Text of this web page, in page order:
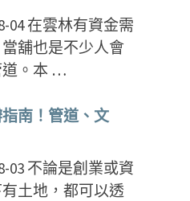
04 在雲林有資金需
舖也是不少人會
道。本 …
南！管道、文
03 不論是創業或資
土地，都可以透